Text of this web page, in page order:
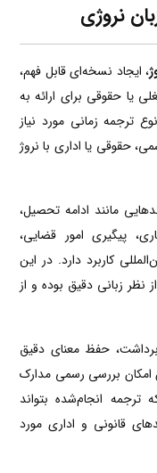
نروژی
، ایجاد نسخه‌ای قابل فهم،
یا حقوقی برای ارائه به
ترجمه زمانی مورد نیاز
حقوقی یا اداری با نروژ
مانند ادامه تحصیل،
پیگیری امور قضایی،
کاربرد دارد. در این
نظر زبانی دقیق بوده و از
حفظ معنای دقیق
امکان بررسی رسمی مدارک
انجام‌شده بتواند
قانونی و اداری مورد